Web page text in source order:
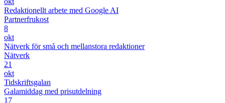
Redaktionellt arbete med Google AI
Partnerfrukost
8
okt
Nätverk för små och mellanstora redaktioner
Nätverk
21
okt
Tidskriftsgalan
Galamiddag med prisutdelning
17